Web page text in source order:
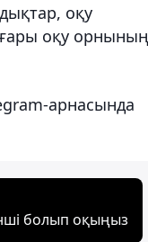
оқу
оқу орнының
арнасында
болып оқыңыз